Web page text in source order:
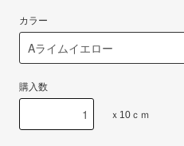
カラー
購入数
ｘ10ｃｍ